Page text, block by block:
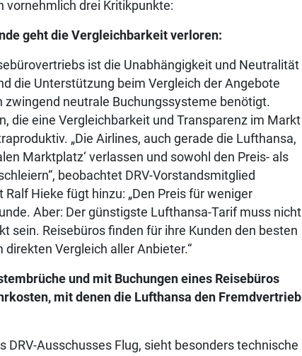
vornehmlich drei Kritikpunkte:
geht die Vergleichbarkeit verloren:
ist die Unabhängigkeit und Neutralität
die Unterstützung beim Vergleich der Angebote
zwingend neutrale Buchungssysteme benötigt.
die eine Vergleichbarkeit und Transparenz im Markt
„Die Airlines, auch gerade die Lufthansa,
Marktplatz‘ verlassen und sowohl den Preis- als
beobachtet DRV-Vorstandsmitglied
Hieke fügt hinzu: „Den Preis für weniger
Aber: Der günstigste Lufthansa-Tarif muss nicht
sein. Reisebüros finden für ihre Kunden den besten
Vergleich aller Anbieter.“
und mit Buchungen eines Reisebüros
mit denen die Lufthansa den Fremdvertrieb
DRV-Ausschusses Flug, sieht besonders technische